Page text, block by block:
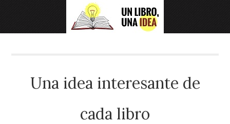
Una idea interesante de
cada libro